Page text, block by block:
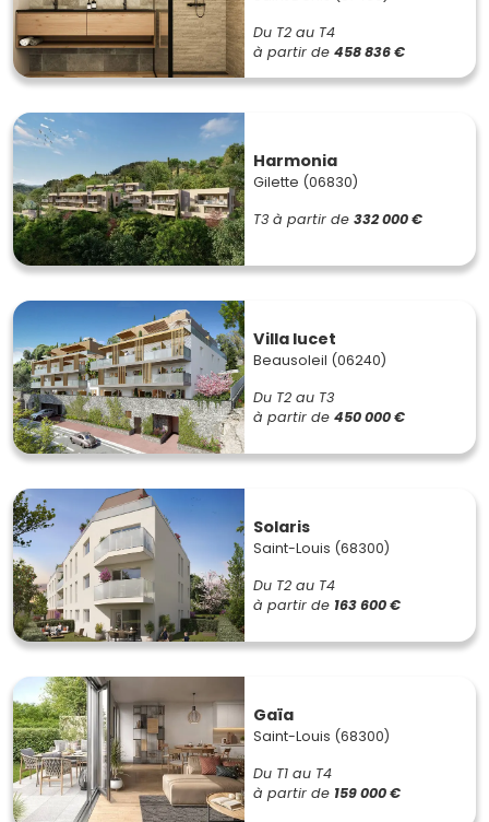
Du T2 au T4
à partir de 458 836 €
Harmonia
Gilette (06830)
T3 à partir de 332 000 €
Villa lucet
Beausoleil (06240)
Du T2 au T3
à partir de 450 000 €
Solaris
Saint-Louis (68300)
Du T2 au T4
à partir de 163 600 €
Gaïa
Saint-Louis (68300)
Du T1 au T4
à partir de 159 000 €